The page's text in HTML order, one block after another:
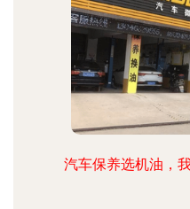
汽车保养选机油，